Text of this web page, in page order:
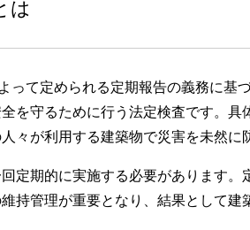
は
って定められる定期報告の義務に基づ
を守るために行う法定検査です。
々が利用する建築物で災害を未然に
定期的に実施する必要があります
持管理が重要となり、結果として